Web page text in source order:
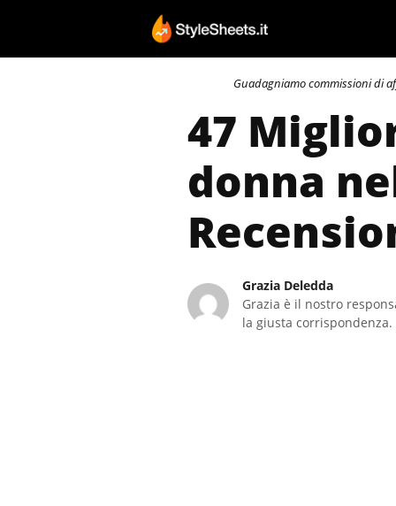
contenuto
Guadagniamo commissioni di
47
donna
Grazia Deledda
Grazia è il nostro
la giusta